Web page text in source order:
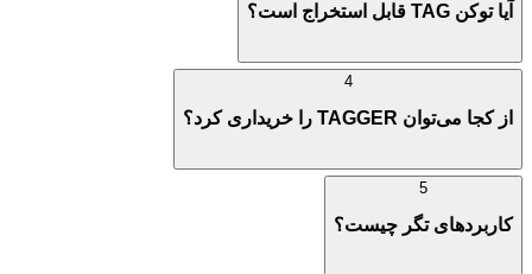
آیا توکن TAG قابل استخراج است؟
از کجا می‌توان TAGGER را خریداری کرد؟
کاربردهای تگر چیست؟